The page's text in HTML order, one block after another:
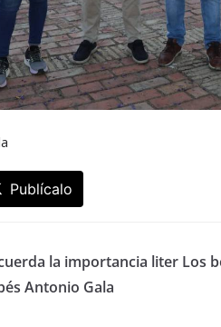
Publícalo
la importancia liter
Antonio Gala
Los